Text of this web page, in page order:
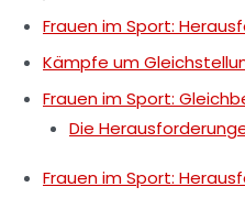
Frauen im Sport:
Kämpfe um
Frauen im Sport:
Die
Frauen im Sport: